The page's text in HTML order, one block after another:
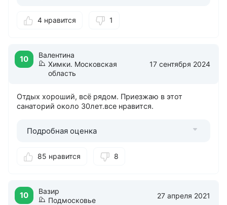
4 нравится 1
10
Валентина
Химки. Московская
область
17 сентября 2024
Отдых хороший, всё рядом. Приезжаю в этот
санаторий около 30лет.все нравится.
Подробная оценка
85 нравится 8
10
Вазир
Подмосковье
27 апреля 2021